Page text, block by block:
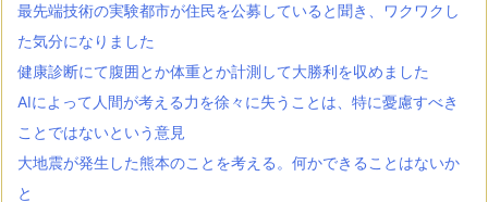
最先端技術の実験都市が住民を公募していると聞き、ワクワクし
た気分になりました
健康診断にて腹囲とか体重とか計測して大勝利を収めました
AIによって人間が考える力を徐々に失うことは、特に憂慮すべき
ことではないという意見
大地震が発生した熊本のことを考える。何かできることはないか
と